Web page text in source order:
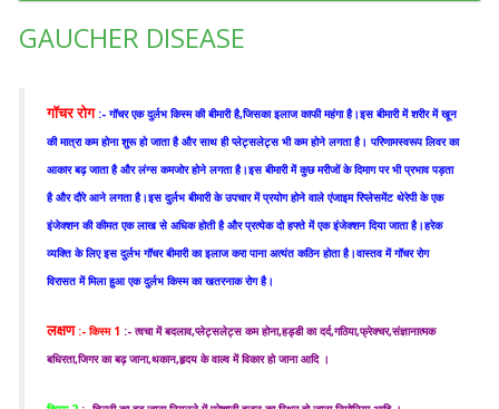
GAUCHER DISEASE
गॉचर रोग:- गॉचर एक दुर्लभ किस्म की बीमारी है,जिसका इलाज काफी महंगा है।इस बीमारी में शरीर में खून
की मात्रा कम होना शुरू हो जाता है और साथ ही प्लेट्सलेट्स भी कम होने लगता है। परिणामस्वरूप लिवर का
आकार बढ़ जाता है और लंग्स कमजोर होने लगता है।इस बीमारी में कुछ मरीजों के दिमाग पर भी प्रभाव पड़ता
है और दौरे आने लगता है।इस दुर्लभ बीमारी के उपचार में प्रयोग होने वाले एंजाइम रिप्लेसमेंट थेरेपी के एक
इंजेक्शन की कीमत एक लाख से अधिक होती है और प्रत्येक दो हफ्ते में एक इंजेक्शन दिया जाता है।हरेक
व्यक्ति के लिए इस दुर्लभ गॉचर बीमारी का इलाज करा पाना अत्यंत कठिन होता है।वास्तव में गॉचर रोग
विरासत में मिला हुआ एक दुर्लभ किस्म का खतरनाक रोग है।
लक्षण :- किस्म 1 :- त्वचा में बदलाव,प्लेट्सलेट्स कम होना,हड्डी का दर्द,गठिया,फ्रेक्चर,संज्ञानात्मक
बधिरता,जिगर का बढ़ जाना,थकान,हृदय के वाल्व में विकार हो जाना आदि ।